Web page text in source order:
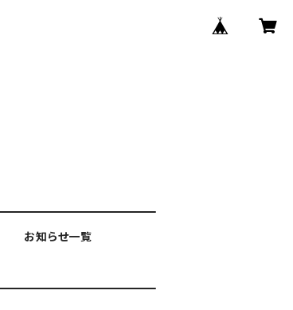
お知らせ一覧